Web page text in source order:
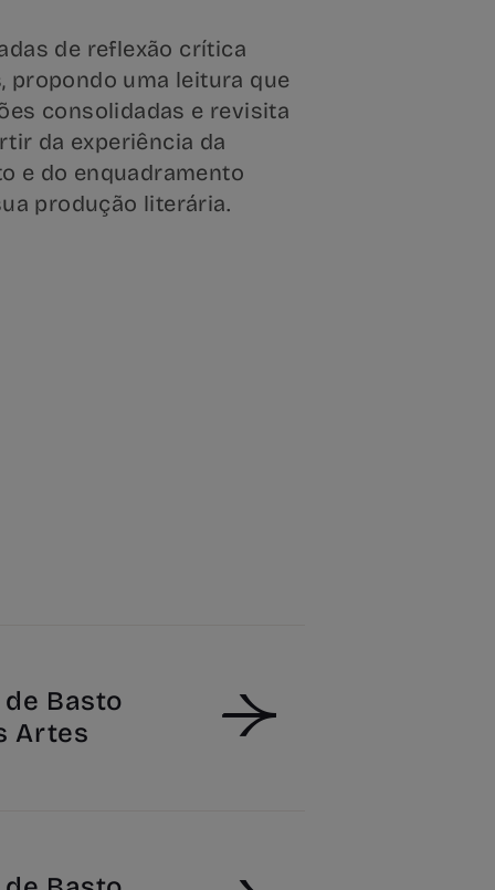
de reflexão crítica
propondo uma leitura que
consolidadas e revisita
da experiência da
e do enquadramento
produção literária.
Basto
Artes